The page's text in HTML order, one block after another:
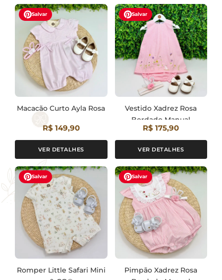
Salvar
Macacão Curto Ayla Rosa
R$ 149,90
VER DETALHES
Salvar
Vestido Xadrez Rosa
Bordado Manual
Coelhinha
R$ 175,90
VER DETALHES
Salvar
Romper Little Safari Mini
Salvar
Pimpão Xadrez Rosa